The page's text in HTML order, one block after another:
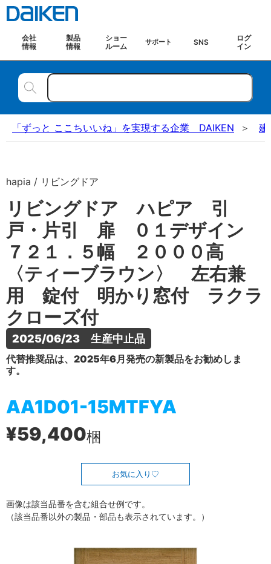
会社
情報
製品
情報
ショー
ルーム
サポート SNS
ログ
イン
「ずっと ここちいいね」を実現する企業 DAIKEN 建
hapia / リビングドア
リビングドア ハピア 引
戸・片引 扉 ０１デザイン
７２１．５幅 ２０００高
〈ティーブラウン〉 左右兼
用 錠付 明かり窓付 ラクラ
クローズ付
2025/06/23　生産中止品
代替推奨品は、2025年6月発売の新製品をお勧めしま
す。
AA1D01-15MTFYA
¥59,400梱
お気に入り
画像は該当品番を含む組合せ例です。
（該当品番以外の製品・部品も表示されています。）